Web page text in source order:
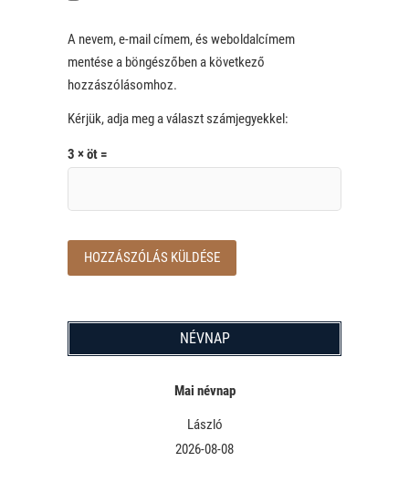
A nevem, e-mail címem, és weboldalcímem
mentése a böngészőben a következő
hozzászólásomhoz.
Kérjük, adja meg a választ számjegyekkel:
3 × öt =
NÉVNAP
Mai névnap
László
2026-08-08